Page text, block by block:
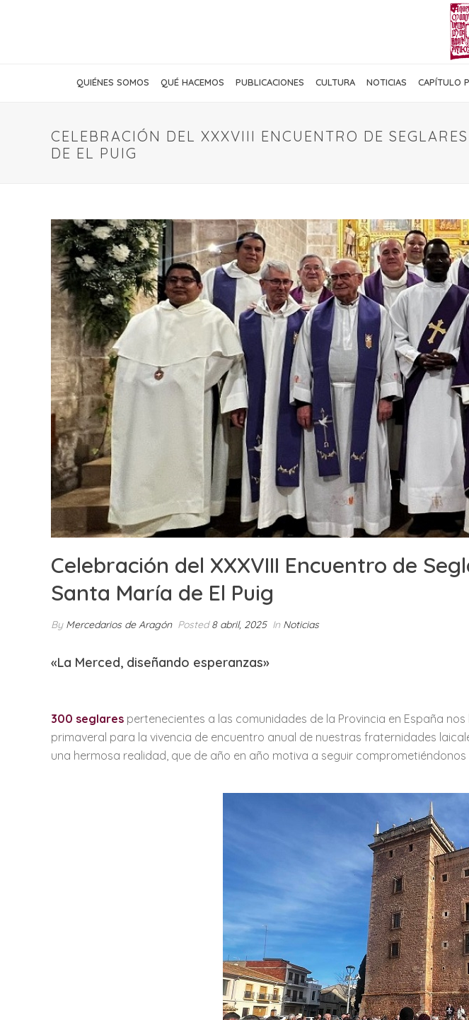
QUIÉNES SOMOS QUÉ HACEMOS PUBLICACIONES CULTURA NOTICIAS CAPÍTULO
CELEBRACIÓN DEL XXXVIII ENCUENTRO DE
DE EL PUIG
Celebración del XXXVIII Encuentro de
Santa María de El Puig
By Mercedarios de Aragón Posted8 abril, 2025 In Noticias
«La Merced, diseñando esperanzas»
300 seglares pertenecientes a las comunidades de la Provincia en España nos
primaveral para la vivencia de encuentro anual de nuestras fraternidades
una hermosa realidad, que de año en año motiva a seguir